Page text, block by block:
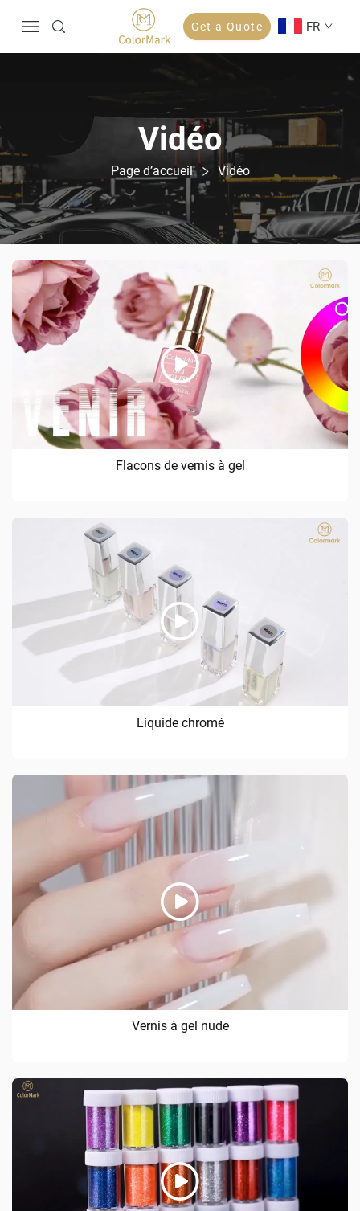
Get a Quote FR
Vidéo
Page d’accueil Vidéo
Flacons de vernis à gel
Liquide chromé
Vernis à gel nude